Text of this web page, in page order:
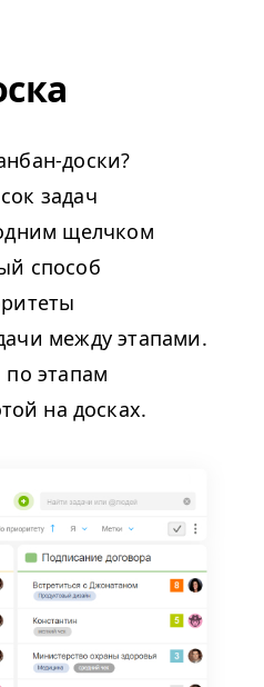
доски?
задач
щелчком
способ
между этапами.
по этапам
на досках.